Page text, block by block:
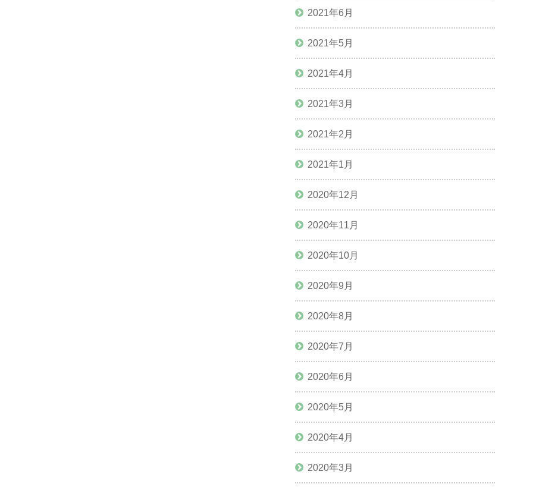
2021年6月
2021年5月
2021年4月
2021年3月
2021年2月
2021年1月
2020年12月
2020年11月
2020年10月
2020年9月
2020年8月
2020年7月
2020年6月
2020年5月
2020年4月
2020年3月